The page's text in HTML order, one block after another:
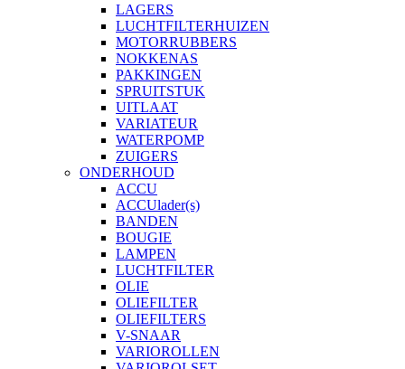
LAGERS
LUCHTFILTERHUIZEN
MOTORRUBBERS
NOKKENAS
PAKKINGEN
SPRUITSTUK
UITLAAT
VARIATEUR
WATERPOMP
ZUIGERS
ONDERHOUD
ACCU
ACCUlader(s)
BANDEN
BOUGIE
LAMPEN
LUCHTFILTER
OLIE
OLIEFILTER
OLIEFILTERS
V-SNAAR
VARIOROLLEN